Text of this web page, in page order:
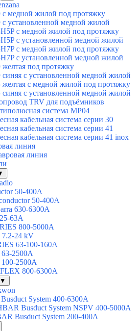
с медной жилой под протяжку
с установленной медной жилой
с медной жилой под протяжку
с установленной медной жилой
с медной жилой под протяжку
с установленной медной жилой
желтая под протяжку
синяя с установленной медной жилой
желтая с медной жилой под протяжку
синяя с установленной медной жилой
TRV для подъёмников
система MP04
кабельная система серии 30
кабельная система серии 41
кабельная система серии 41 inox
линия
линия
50-400А
50-400А
630-6300А
63А
800-5000A
24 kV
63-100-160A
2500А
2500А
800-6300А
▼
System 400-6300А
Busduct System NSPV 400-5000А
Busduct System 200-400А